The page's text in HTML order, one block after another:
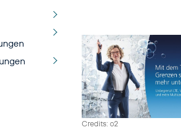
Credits: o2